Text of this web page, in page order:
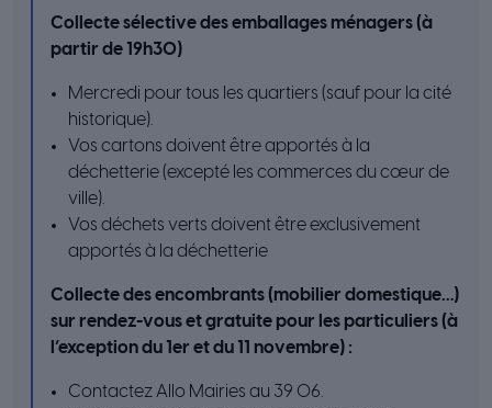
Collecte sélective des emballages ménagers (à
partir de 19h30)
Mercredi pour tous les quartiers (sauf pour la cité
historique).
Vos cartons doivent être apportés à la
déchetterie (excepté les commerces du cœur de
ville).
Vos déchets verts doivent être exclusivement
apportés à la déchetterie
Collecte des encombrants (mobilier domestique…)
sur rendez-vous et gratuite pour les particuliers (à
l’exception du 1er et du 11 novembre) :
Contactez Allo Mairies au 39 06.